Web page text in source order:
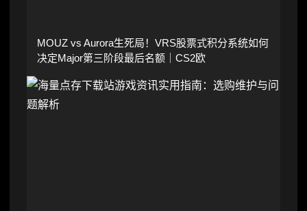
MOUZ vs Aurora生死局！VRS股票式积分系统如何
决定Major第三阶段最后名额｜CS2欧